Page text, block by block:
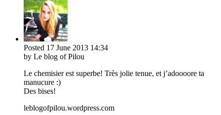
Posted 17 June 2013 14:34
by Le blog of Pilou
Le chemisier est superbe! Très jolie tenue, et j’adoooore ta
manucure :)
Des bises!
leblogofpilou.wordpress.com